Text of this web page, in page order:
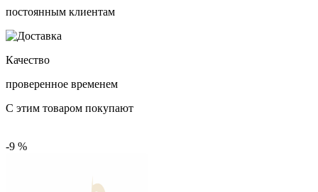
постоянным клиентам
Качество
проверенное временем
С этим товаром покупают
-9 %